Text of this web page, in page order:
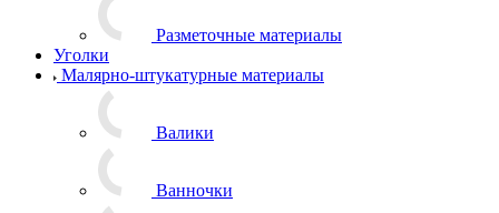
Разметочные материалы
Уголки
Малярно-штукатурные материалы
Валики
Ванночки